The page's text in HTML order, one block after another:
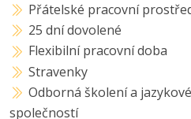
Přátelské pracovní
25 dní dovolené
Flexibilní pracovní doba
Stravenky
Odborná školení a
společností